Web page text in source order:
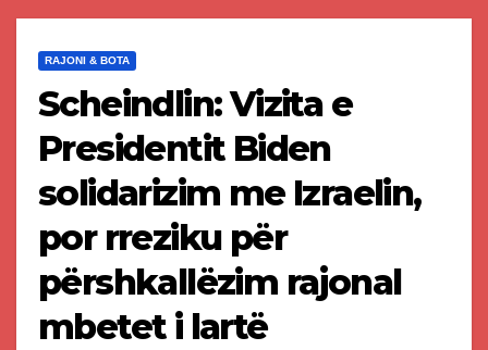
RAJONI & BOTA
Scheindlin: Vizita e
Presidentit Biden
solidarizim me Izraelin,
por rreziku për
përshkallëzim rajonal
mbetet i lartë